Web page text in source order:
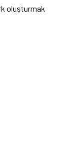
oluşturmak